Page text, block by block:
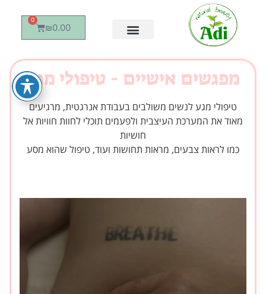
₪0.00
0
מפגשים אישיים - טיפולי מגע
טיפולי מגע לנשים משולבים בעבודת אנרגטית, מרגיעים
מאוד את המערכת העיצבית ולפעמים תוכלי לחוות חוויות אל
חושיות
כמו לראות צבעים, מראות תחושות ועוד, טיפול שהוא מסע